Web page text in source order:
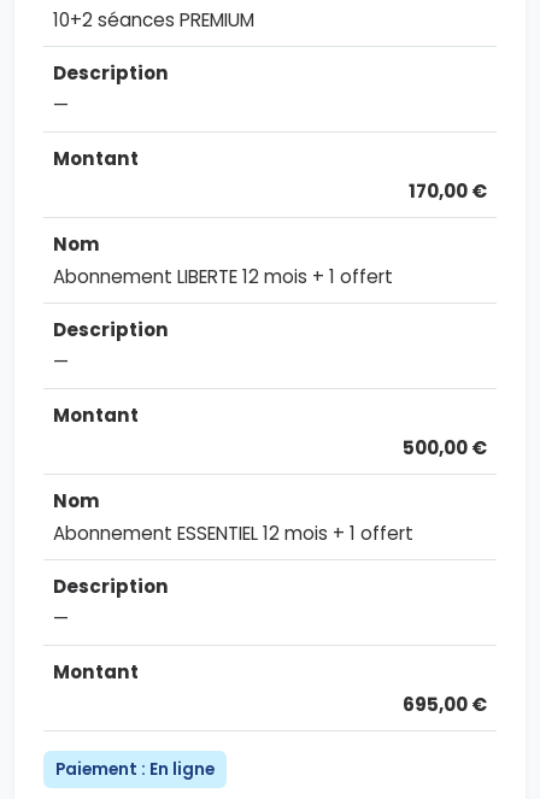
10+2 séances PREMIUM
—
170,00 €
Abonnement LIBERTE 12 mois + 1 offert
—
500,00 €
Abonnement ESSENTIEL 12 mois + 1 offert
—
695,00 €
Paiement : En ligne